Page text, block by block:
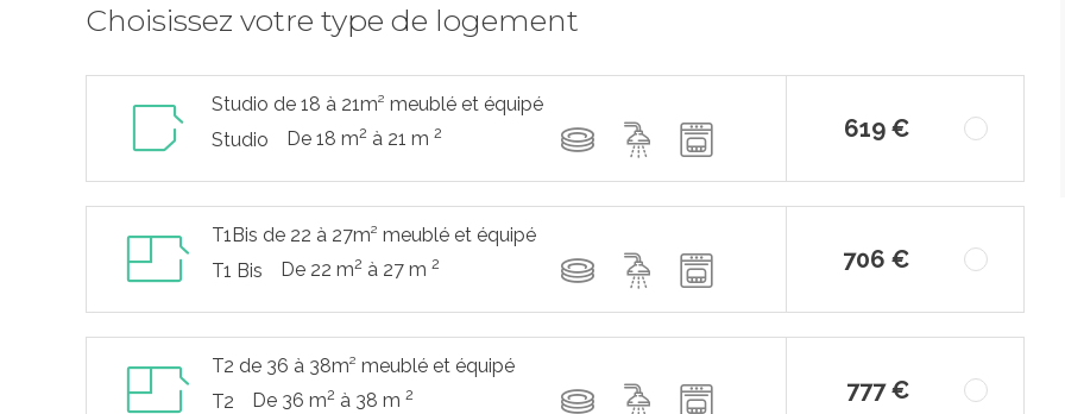
Choisissez votre type de logement
Studio de 18 à 21m² meublé et équipé
Studio
De 18 m2 à 21 m 2 619 €
T1Bis de 22 à 27m² meublé et équipé
T1 Bis
De 22 m2 à 27 m 2 706 €
T2 de 36 à 38m² meublé et équipé
T2
De 36 m2 à 38 m 2 777 €